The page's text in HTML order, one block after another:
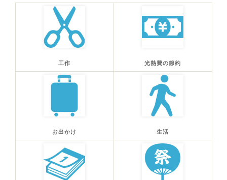
工作 光熱費の節約
お出かけ 生活